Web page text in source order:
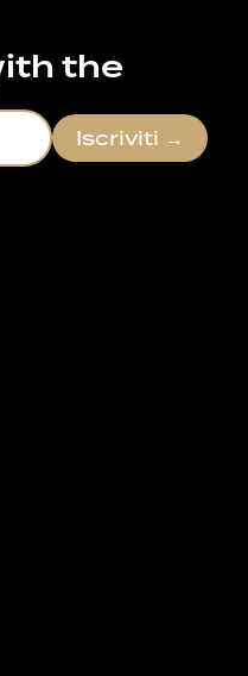
the
Iscriviti →